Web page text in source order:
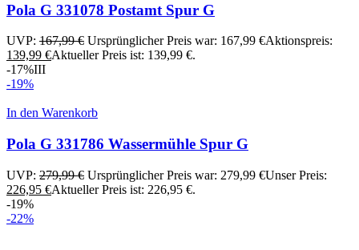
Pola G 331078 Postamt Spur G
UVP: 167,99€ Ursprünglicher Preis war: 167,99 €Aktionspreis:
139,99 €Aktueller Preis ist: 139,99 €.
-17%III
-19%
In den Warenkorb
Pola G 331786 Wassermühle Spur G
UVP: 279,99€ Ursprünglicher Preis war: 279,99 €Unser Preis:
226,95 €Aktueller Preis ist: 226,95 €.
-19%
-22%